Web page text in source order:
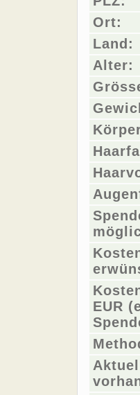
Ort:
Land:
Alter:
EUR